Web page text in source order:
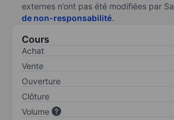
externes n’ont pas été modifiées par
de non-responsabilité.
Cours
Achat
Vente
Ouverture
Clôture
Volume